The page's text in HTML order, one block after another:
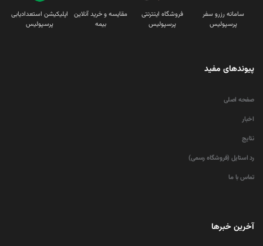
سامانه رزرو سفر
پرسپولیس
فروشگاه اینترنتی
پرسپولیس
مقایسه و خرید آنلاین
بیمه
اپلیکیشن استعدادیابی
پرسپولیس
پیوندهای مفید
صفحه اصلی
اخبار
نتایج
رد استایل (فروشگاه رسمی)
تماس با ما
آخرین خبرها